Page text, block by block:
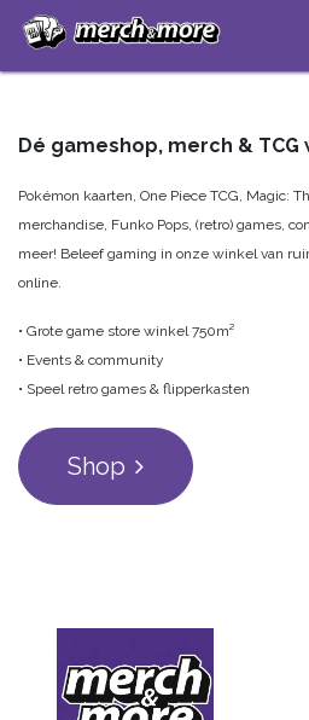
Dé gameshop, merch & TCG
Pokémon kaarten, One Piece TCG, Magic:
merchandise, Funko Pops, (retro) games,
meer! Beleef gaming in onze winkel van
online.
• Grote game store winkel 750m²
• Events & community
• Speel retro games & flipperkasten
Shop